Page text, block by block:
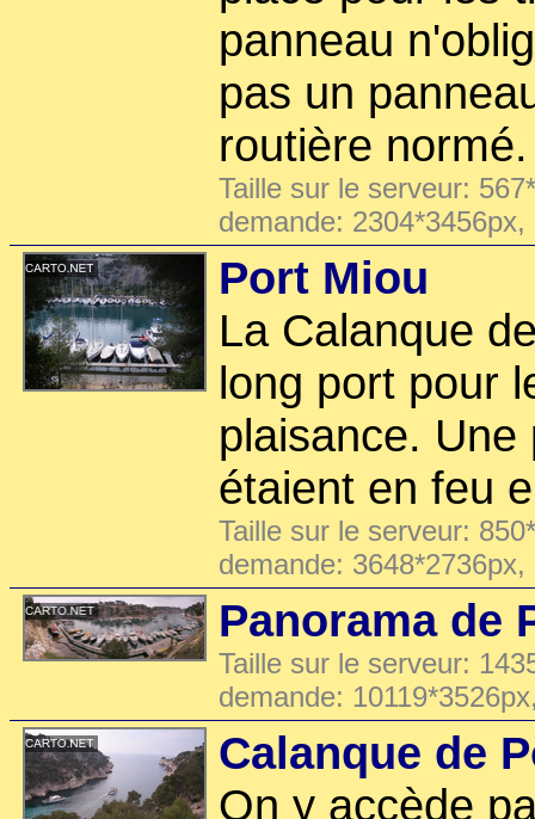
panneau
pas un
routière normé.
Taille sur le serveur:
demande:
Port Miou
La Calanque
long port pour
plaisance.
étaient en feu
Taille sur le serveur:
demande:
Panorama de
Taille sur le serveur:
demande:
Calanque de
On y accède